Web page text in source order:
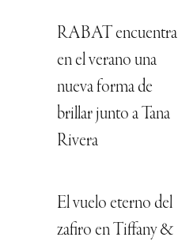
RABAT encuentra
en el verano una
nueva forma de
brillar junto a Tana
Rivera
El vuelo eterno del
zafiro en Tiffany &